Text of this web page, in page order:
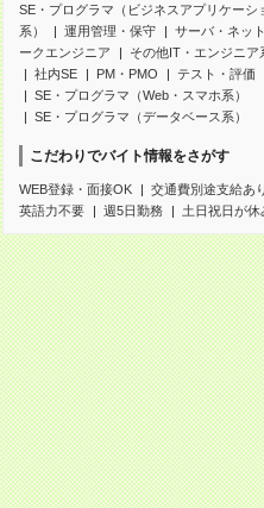
SE・プログラマ（ビジネスアプリケーシ
系）
運用管理・保守
サーバ・ネッ
ークエンジニア
その他IT・エンジニア
社内SE
PM・PMO
テスト・評価
SE・プログラマ（Web・スマホ系）
SE・プログラマ（データベース系）
こだわりでバイト情報をさがす
WEB登録・面接OK
交通費別途支給あ
英語力不要
週5日勤務 土日祝日が休